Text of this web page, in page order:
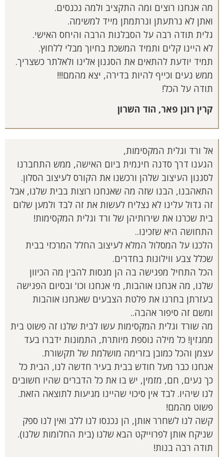
מה אנחנו רוצים ומה התקציב ולמה נכנסים.
ואתן לא נרתעתן ונרתמתן מייד למשימה.
גלית תודה רבה על הסבלנות הרבה והיחס האישי.
לא היינו קלים ותמיד המשכת בחיוך מבלי ללחוץ.
תמיד יודעת להתאים את הסגנון אלינו ולאלתר כשצריך.
ממש נעים וכייף להיות בדירה, יצא מהמם!!!
תודה על הכל!
קרין רונן פאר, הוד השרון
אל ורד וגלית המקסימות,
הגענו דרך סדנה חינמית ביום האישה, ממש התחברנו
לסגנון העיצוב שלהן ורכשנו את הקורס לעיצוב הסלון.
התאהבנו, הבנו שזה מה שאנחנו רוצות בבית שלנו, אבל
זה גדול עלינו לא נצליח לעשות את זה לבד ולמען שלום
בית שכרנו את שירותיהן של ורד וגלית המקסימות!
התחושה היא שזכינו..
הלכנו על המסלול המלא לעיצוב החלל המרכזי בבית
שכלל צבע ווילונות בחדרים.
הכל התחיל מפגישה בה הן מנסות להבין מה הכיוון
שלנו, מה אנחנו אוהבות, מי אנחנו וכו' ובסיום הפגישה
בעזרתן בחרנו את פלטת הצבעים שאנחנו אוהבות
ומשם זה סיפור אהבה..
מה שורד וגלית המקסימות עשו לבית שלנו זה פשוט בית
ממגזין! כל מילה נוספת מיותרת, התמונות ידברו בעד
עצמן והכל כמובן בזרימה מושלמת של תקשורת.
אנחנו כבר מעל חודש בבית בעיר חדשה לנו, הבית כל
כך נעים, חם, מזמין, יש בו את כל הדברים שהיו חשובים
לנו שיהיו. לבד אין סיכוי שהיינו מגיעות לתוצאה הזאת.
פשוט מהמם!
קשה לנו לשחרר אותן, הן נכנסו לנו ללב ואין לנו ספק
שניקח אותן לפרוייקט הבא שלנו (בית החלומות שלנו).
תודה רבה בנות!